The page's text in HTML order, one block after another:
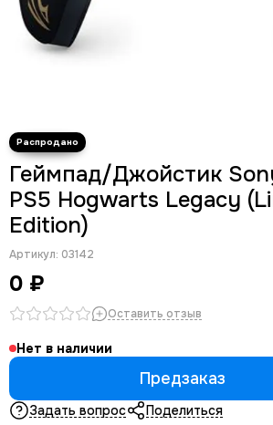
Геймпад/Джойстик
PS5 Hogwarts Legacy
Edition)
Артикул: 03142
0 ₽
Оставить отзыв
Нет в наличии
Предзаказ
Задать вопрос Поделиться